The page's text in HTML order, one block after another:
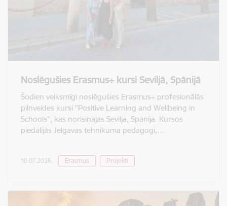
Noslēgušies Erasmus+ kursi Seviljā, Spānijā
Šodien veiksmīgi noslēgušies Erasmus+ profesionālās
pilnveides kursi "Positive Learning and Wellbeing in
Schools", kas norisinājās Seviljā, Spānijā. Kursos
piedalījās Jelgavas tehnikuma pedagogi,…
10.07.2026. Erasmus Projekti